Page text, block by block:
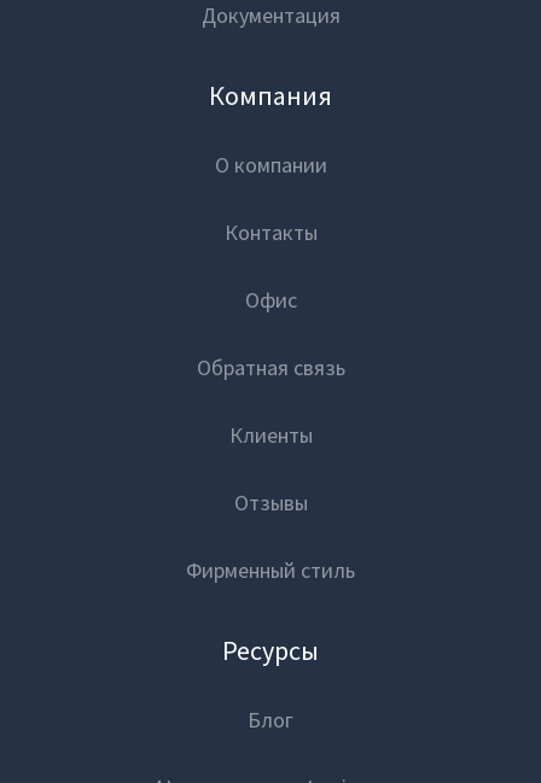
Документация
Компания
О компании
Контакты
Офис
Обратная связь
Клиенты
Отзывы
Фирменный стиль
Ресурсы
Блог